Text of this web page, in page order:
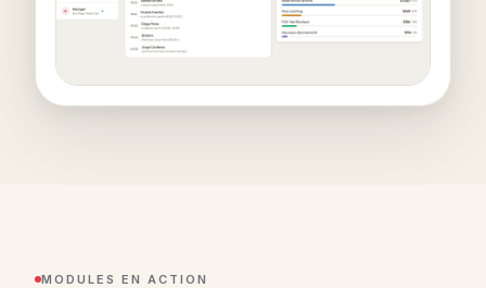
MODULES EN ACTION